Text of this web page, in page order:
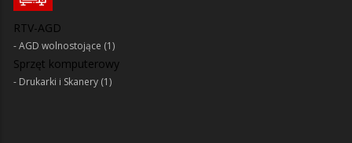
RTV-AGD
AGD wolnostojące (1)
Sprzęt komputerowy
Drukarki i Skanery (1)